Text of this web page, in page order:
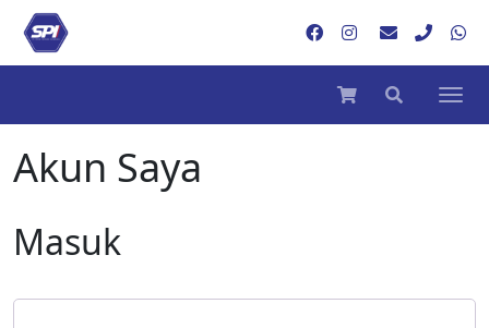
Akun Saya
Masuk